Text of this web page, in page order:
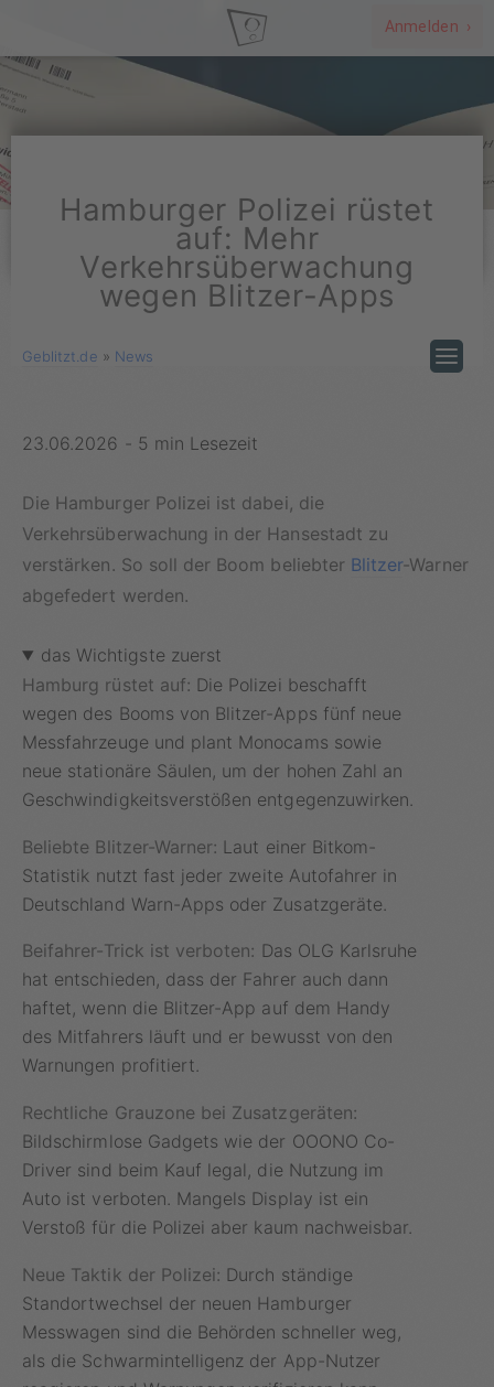
Anmelden ›
Hamburger Polizei rüstet
auf: Mehr
Verkehrsüberwachung
wegen Blitzer-Apps
Geblitzt.de » News
23.06.2026 - 5 min Lesezeit
Die Hamburger Polizei ist dabei, die
Verkehrsüberwachung in der Hansestadt zu
verstärken. So soll der Boom beliebter Blitzer-Warner
abgefedert werden.
das Wichtigste zuerst
Hamburg rüstet auf: Die Polizei beschafft
wegen des Booms von Blitzer-Apps fünf neue
Messfahrzeuge und plant Monocams sowie
neue stationäre Säulen, um der hohen Zahl an
Geschwindigkeitsverstößen entgegenzuwirken.
Beliebte Blitzer-Warner: Laut einer Bitkom-
Statistik nutzt fast jeder zweite Autofahrer in
Deutschland Warn-Apps oder Zusatzgeräte.
Beifahrer-Trick ist verboten: Das OLG Karlsruhe
hat entschieden, dass der Fahrer auch dann
haftet, wenn die Blitzer-App auf dem Handy
des Mitfahrers läuft und er bewusst von den
Warnungen profitiert.
Rechtliche Grauzone bei Zusatzgeräten:
Bildschirmlose Gadgets wie der OOONO Co-
Driver sind beim Kauf legal, die Nutzung im
Auto ist verboten. Mangels Display ist ein
Verstoß für die Polizei aber kaum nachweisbar.
Neue Taktik der Polizei: Durch ständige
Standortwechsel der neuen Hamburger
Messwagen sind die Behörden schneller weg,
als die Schwarmintelligenz der App-Nutzer